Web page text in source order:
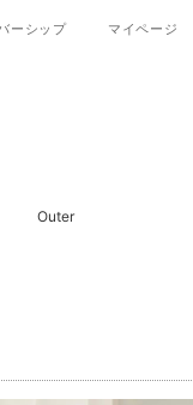
ーシップ マイページ
Outer